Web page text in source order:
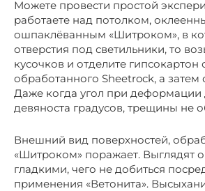
Можете провести простой
работаете над потолком,
ошпаклёванным «Шитроком», в
отверстия под светильники, то
кусочков и отделите гипсокартон
обработанного Sheetrock, а затем
Даже когда угол при деформации
девяноста градусов, трещины не
Внешний вид поверхностей,
«Шитроком» поражает. Выглядят
гладкими, чего не добиться
применения «Ветонита».